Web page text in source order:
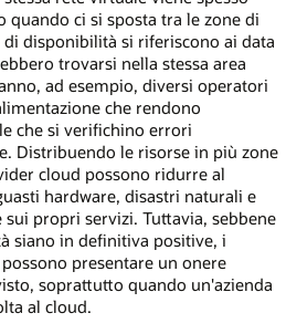
quando ci si sposta tra le zone di
disponibilità si riferiscono ai data
trovarsi nella stessa area
ad esempio, diversi operatori
che rendono
che si verifichino errori
Distribuendo le risorse in più zone
cloud possono ridurre al
hardware, disastri naturali e
propri servizi. Tuttavia, sebbene
siano in definitiva positive, i
presentare un onere
soprattutto quando un'azienda
al cloud.